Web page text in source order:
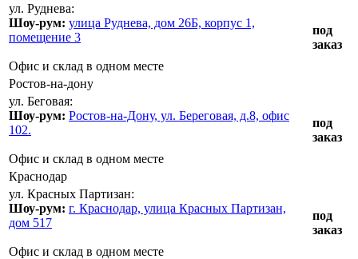
ул. Руднева:
Шоу-рум: улица Руднева, дом 26Б, корпус 1,
помещение 3
Офис и склад в одном месте
под
заказ
Ростов-на-дону
ул. Беговая:
Шоу-рум: Ростов-на-Дону, ул. Береговая, д.8, офис
102.
Офис и склад в одном месте
под
заказ
Краснодар
ул. Красных Партизан:
Шоу-рум: г. Краснодар, улица Красных Партизан,
дом 517
Офис и склад в одном месте
под
заказ